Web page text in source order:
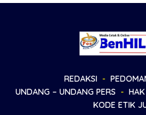
REDAKSI
UNDANG – UNDANG PERS
KODE ETIK